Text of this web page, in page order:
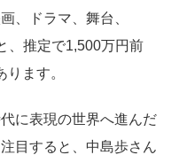
、ドラマ、舞台、
、推定で1,500万円前
ます。
に表現の世界へ進んだ
目すると、中島歩さん